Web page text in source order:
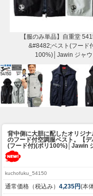
【服のみ単品】自重堂
&#8482;ベスト(フード
100%)│Jawin ジャ
背中側に大胆に配したオリジ
のフード付空調服ベスト。
【
(フード付)(ポリ100%)│Jawin
kuchofuku_54150
通常価格（税込み） 4,235円(本